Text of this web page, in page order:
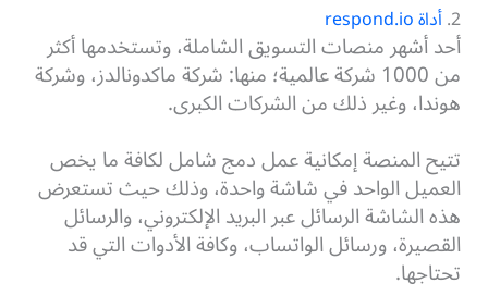
2. أداة respond.io
أحد أشهر منصات التسويق الشاملة، وتستخدمها أكثر
من 1000 شركة عالمية؛ منها: شركة ماكدونالدز، وشركة
هوندا، وغير ذلك من الشركات الكبرى.
تتيح المنصة إمكانية عمل دمج شامل لكافة ما يخص
العميل الواحد في شاشة واحدة، وذلك حيث تستعرض
هذه الشاشة الرسائل عبر البريد الإلكتروني، والرسائل
القصيرة، ورسائل الواتساب، وكافة الأدوات التي قد
تحتاجها.